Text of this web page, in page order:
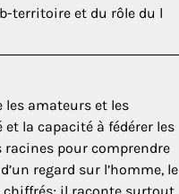
territoire et du rôle du l
amateurs et les
la capacité à fédérer les
racines pour comprendre
regard sur l’homme, le